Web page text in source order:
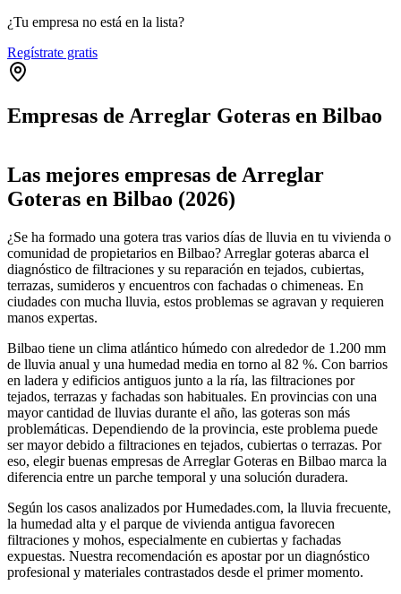
¿Tu empresa no está en la lista?
Regístrate gratis
Empresas de Arreglar Goteras en Bilbao
+
−
Las mejores empresas de Arreglar
Goteras en Bilbao (2026)
¿Se ha formado una gotera tras varios días de lluvia en tu vivienda o
comunidad de propietarios en Bilbao? Arreglar goteras abarca el
diagnóstico de filtraciones y su reparación en tejados, cubiertas,
terrazas, sumideros y encuentros con fachadas o chimeneas. En
ciudades con mucha lluvia, estos problemas se agravan y requieren
manos expertas.
Bilbao tiene un clima atlántico húmedo con alrededor de 1.200 mm
de lluvia anual y una humedad media en torno al 82 %. Con barrios
en ladera y edificios antiguos junto a la ría, las filtraciones por
tejados, terrazas y fachadas son habituales. En provincias con una
mayor cantidad de lluvias durante el año, las goteras son más
problemáticas. Dependiendo de la provincia, este problema puede
ser mayor debido a filtraciones en tejados, cubiertas o terrazas. Por
eso, elegir buenas empresas de Arreglar Goteras en Bilbao marca la
diferencia entre un parche temporal y una solución duradera.
Según los casos analizados por Humedades.com, la lluvia frecuente,
la humedad alta y el parque de vivienda antigua favorecen
filtraciones y mohos, especialmente en cubiertas y fachadas
expuestas. Nuestra recomendación es apostar por un diagnóstico
profesional y materiales contrastados desde el primer momento.